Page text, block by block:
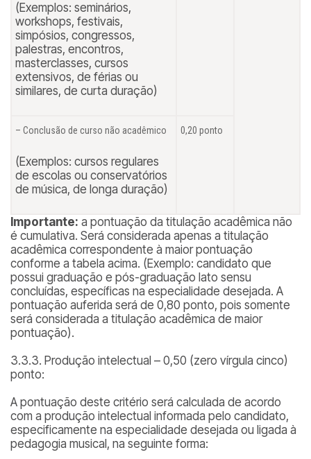
(Exemplos: seminários,
workshops, festivais,
simpósios, congressos,
palestras, encontros,
masterclasses, cursos
extensivos, de férias ou
similares, de curta duração)
– Conclusão de curso não acadêmico
(Exemplos: cursos regulares
de escolas ou conservatórios
de música, de longa duração)
0,20 ponto
Importante: a pontuação da titulação acadêmica não
é cumulativa. Será considerada apenas a titulação
acadêmica correspondente à maior pontuação
conforme a tabela acima. (Exemplo: candidato que
possui graduação e pós-graduação lato sensu
concluídas, específicas na especialidade desejada. A
pontuação auferida será de 0,80 ponto, pois somente
será considerada a titulação acadêmica de maior
pontuação).
3.3.3. Produção intelectual – 0,50 (zero vírgula cinco)
ponto:
A pontuação deste critério será calculada de acordo
com a produção intelectual informada pelo candidato,
especificamente na especialidade desejada ou ligada à
pedagogia musical, na seguinte forma: